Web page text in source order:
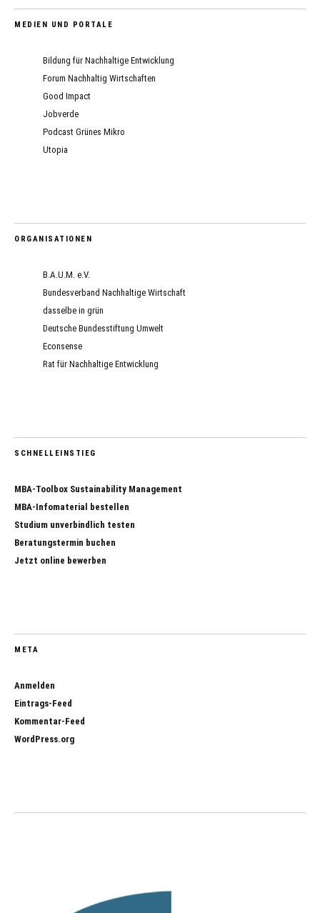
MEDIEN UND PORTALE
Bildung für Nachhaltige Entwicklung
Forum Nachhaltig Wirtschaften
Good Impact
Jobverde
Podcast Grünes Mikro
Utopia
ORGANISATIONEN
B.A.U.M. e.V.
Bundesverband Nachhaltige Wirtschaft
dasselbe in grün
Deutsche Bundesstiftung Umwelt
Econsense
Rat für Nachhaltige Entwicklung
SCHNELLEINSTIEG
MBA-Toolbox Sustainability Management
MBA-Infomaterial bestellen
Studium unverbindlich testen
Beratungstermin buchen
Jetzt online bewerben
META
Anmelden
Eintrags-Feed
Kommentar-Feed
WordPress.org